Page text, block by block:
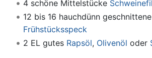
4 schöne Mittelstücke
12 bis 16 hauchdünn
Frühstücksspeck
2 EL gutes Rapsöl, Olivenöl oder